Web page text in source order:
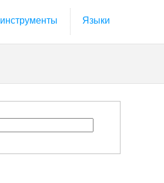
инструменты Языки